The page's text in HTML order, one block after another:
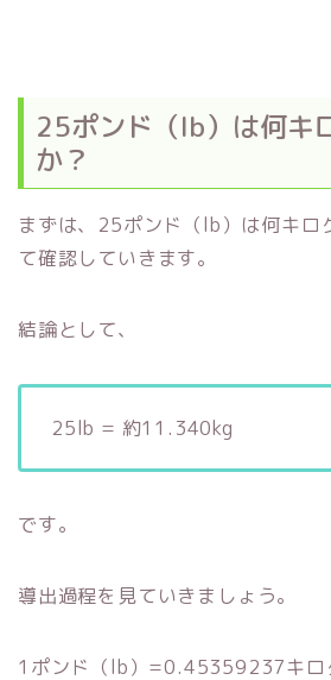
25ポンド（lb）は何キ
か？
まずは、25ポンド（lb）は何キロ
て確認していきます。
結論として、
25lb = 約11.340kg
です。
導出過程を見ていきましょう。
1ポンド（lb）=0.45359237キロ